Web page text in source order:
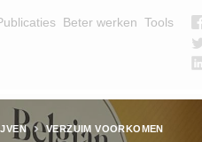
Beter werken Tools
VERZUIM VOORKOMEN